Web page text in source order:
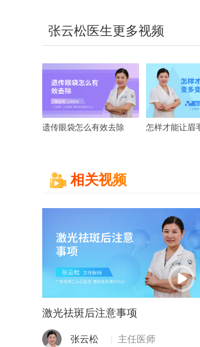
张云松医生更多视频
遗传眼袋怎么有效去除 怎样才能让眉
相关视频
激光祛斑后注意事项
张云松 主任医师